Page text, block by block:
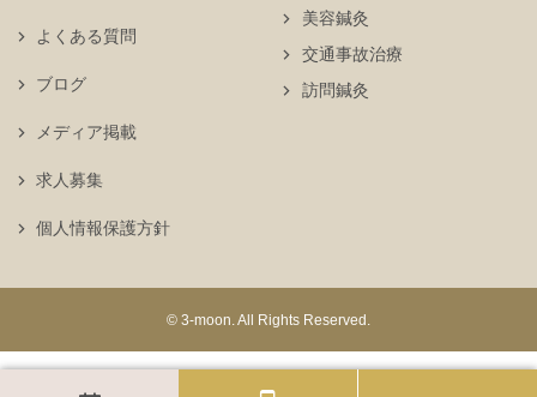
美容鍼灸
交通事故治療
訪問鍼灸
よくある質問
ブログ
メディア掲載
求人募集
個人情報保護方針
© 3-moon. All Rights Reserved.